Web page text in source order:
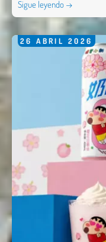
Sigue leyendo →
26 ABRIL 2026